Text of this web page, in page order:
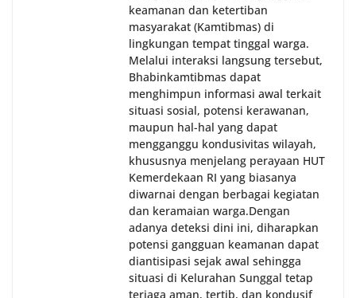
keamanan dan ketertiban
masyarakat (Kamtibmas) di
lingkungan tempat tinggal warga.
Melalui interaksi langsung tersebut,
Bhabinkamtibmas dapat
menghimpun informasi awal terkait
situasi sosial, potensi kerawanan,
maupun hal-hal yang dapat
mengganggu kondusivitas wilayah,
khususnya menjelang perayaan HUT
Kemerdekaan RI yang biasanya
diwarnai dengan berbagai kegiatan
dan keramaian warga.‎‎Dengan
adanya deteksi dini ini, diharapkan
potensi gangguan keamanan dapat
diantisipasi sejak awal sehingga
situasi di Kelurahan Sunggal tetap
terjaga aman, tertib, dan kondusif